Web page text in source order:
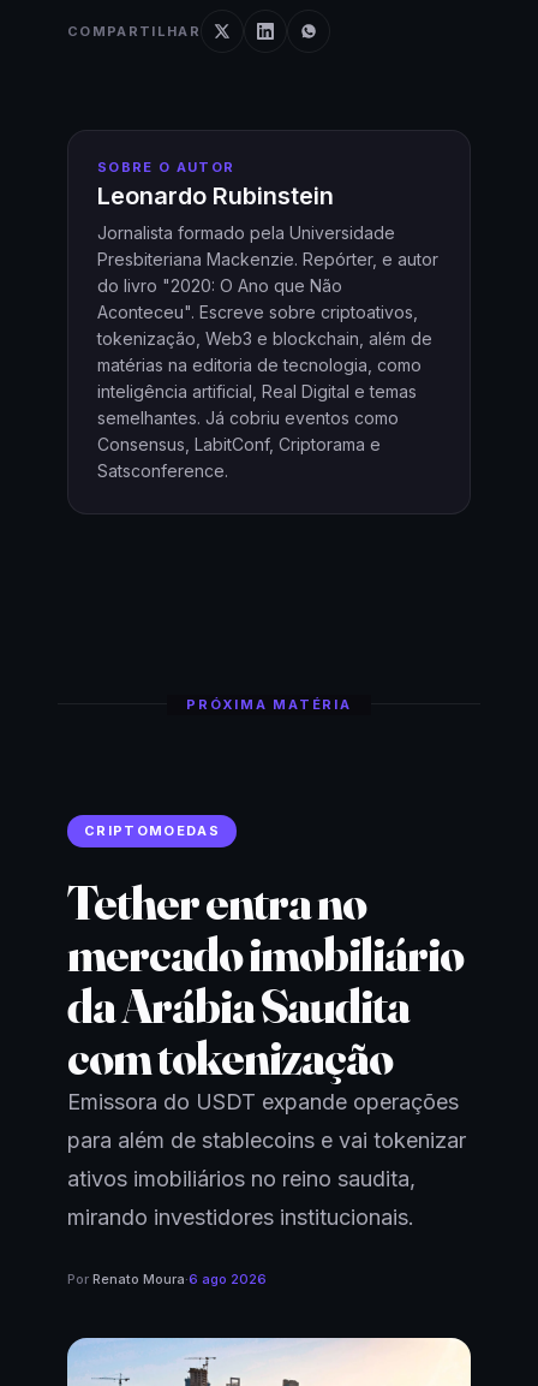
COMPARTILHAR
SOBRE O AUTOR
Leonardo Rubinstein
Jornalista formado pela Universidade
Presbiteriana Mackenzie. Repórter, e autor
do livro "2020: O Ano que Não
Aconteceu". Escreve sobre criptoativos,
tokenização, Web3 e blockchain, além de
matérias na editoria de tecnologia, como
inteligência artificial, Real Digital e temas
semelhantes. Já cobriu eventos como
Consensus, LabitConf, Criptorama e
Satsconference.
PRÓXIMA MATÉRIA
CRIPTOMOEDAS
Tether entra no
mercado imobiliário
da Arábia Saudita
com tokenização
Emissora do USDT expande operações
para além de stablecoins e vai tokenizar
ativos imobiliários no reino saudita,
mirando investidores institucionais.
Por Renato Moura·6 ago 2026